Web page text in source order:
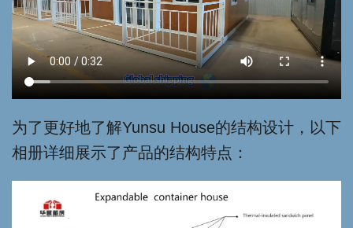
为了更好地了解Yunsu House的结构设计，以下
相册详细展示了产品的结构特点：